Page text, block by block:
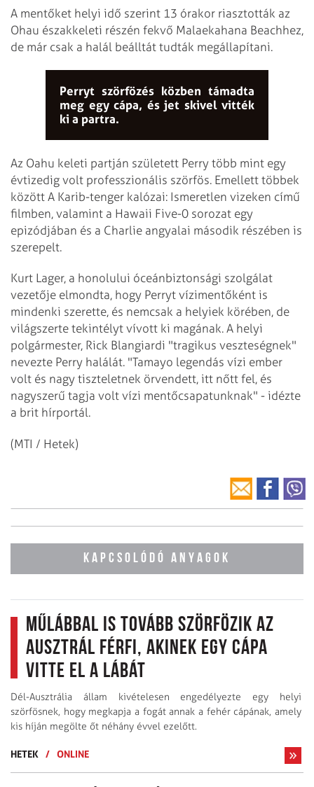
A mentőket helyi idő szerint 13 órakor riasztották az
Ohau északkeleti részén fekvő Malaekahana Beachhez,
de már csak a halál beálltát tudták megállapítani.
Perryt szörfözés közben támadta
meg egy cápa, és jet skivel vitték
ki a partra.
Az Oahu keleti partján született Perry több mint egy
évtizedig volt professzionális szörfös. Emellett többek
között A Karib-tenger kalózai: Ismeretlen vizeken című
filmben, valamint a Hawaii Five-0 sorozat egy
epizódjában és a Charlie angyalai második részében is
szerepelt.
Kurt Lager, a honolului óceánbiztonsági szolgálat
vezetője elmondta, hogy Perryt vízimentőként is
mindenki szerette, és nemcsak a helyiek körében, de
világszerte tekintélyt vívott ki magának. A helyi
polgármester, Rick Blangiardi "tragikus veszteségnek"
nevezte Perry halálát. "Tamayo legendás vízi ember
volt és nagy tiszteletnek örvendett, itt nőtt fel, és
nagyszerű tagja volt vízi mentőcsapatunknak" - idézte
a brit hírportál.
(MTI / Hetek)
KAPCSOLÓDÓ ANYAGOK
Műlábbal is tovább szörfözik az
ausztrál férfi, akinek egy cápa
vitte el a lábát
Dél-Ausztrália állam kivételesen engedélyezte egy helyi
szörfösnek, hogy megkapja a fogát annak a fehér cápának, amely
kis híján megölte őt néhány évvel ezelőtt.
HETEK / ONLINE